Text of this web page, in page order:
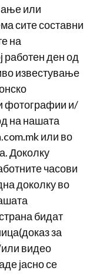
или
сите составни
на
работен ден од
известување
фотографии и/
на нашата
или во
Доколку
часови
доколку во
бидат
за
видео
јасно се